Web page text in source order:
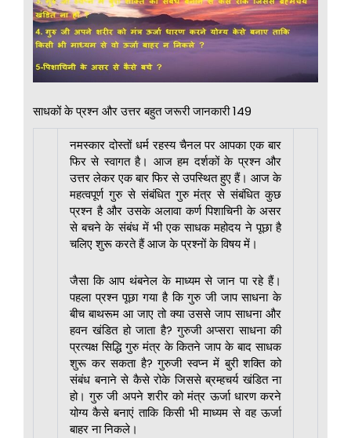
साधकों के प्रश्न और उत्तर बहुत जरूरी जानकारी 149
नमस्कार दोस्तों धर्म रहस्य चैनल पर आपका एक बार
फिर से स्वागत है। आज हम दर्शकों के प्रश्न और
उत्तर लेकर एक बार फिर से उपस्थित हुए हैं। आज के
महत्वपूर्ण गुरु से संबंधित गुरु मंत्र से संबंधित कुछ
प्रश्न है और उसके अलावा कर्ण पिशाचिनी के असर
से बचने के संबंध में भी एक साधक महोदय ने पूछा है
चलिए शुरू करते हैं आज के प्रश्नों के विषय में।
जैसा कि आप थंबनेल के माध्यम से जान पा रहे हैं।
पहला प्रश्न पूछा गया है कि गुरु जी जाप साधना के
बीच बाथरूम आ जाए तो क्या उससे जाप साधना और
हवन खंडित हो जाता है? गुरुजी अप्सरा साधना की
प्रत्यक्ष सिद्धि गुरु मंत्र के कितने जाप के बाद साधक
शुरू कर सकता है? गुरुजी स्वप्न में बुरी शक्ति को
संबंध बनाने से कैसे रोके जिससे ब्रम्हचर्य खंडित ना
हो। गुरु जी अपने शरीर को मंत्र ऊर्जा धारण करने
योग्य कैसे बनाएं ताकि किसी भी माध्यम से वह ऊर्जा
बाहर ना निकले।